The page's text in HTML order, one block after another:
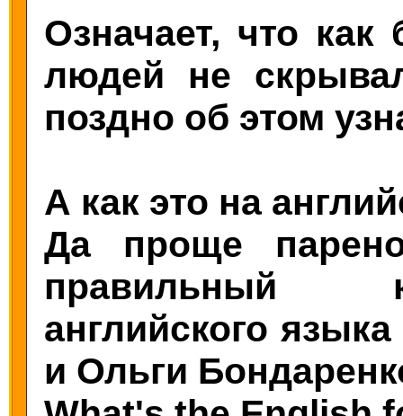
Означает, что
людей не
поздно об этом
А как это на
Да проще
правильный
английского
и Ольги